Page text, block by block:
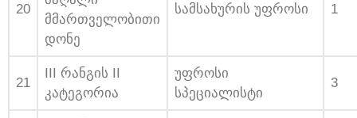
20
მმართველობითი
დონე
სამსახურის უფროსი 1
21
III რანგის II
კატეგორია
უფროსი
სპეციალისტი
3